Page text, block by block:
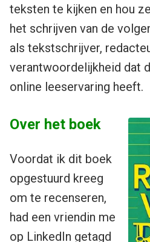
teksten te kijken en hou
het schrijven van de
als tekstschrijver,
verantwoordelijkheid dat
online leeservaring heeft.
Over het boek
Voordat ik dit boek
opgestuurd kreeg
om te recenseren,
had een vriendin me
op LinkedIn getagd